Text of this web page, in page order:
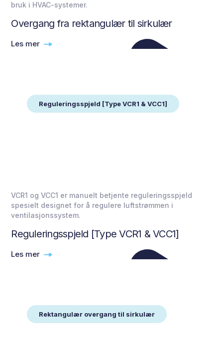
bruk i HVAC-systemer.
Overgang fra rektangulær til sirkulær
Les mer
Reguleringsspjeld [Type VCR1 & VCC1]
VCR1 og VCC1 er manuelt betjente reguleringsspjeld
spesielt designet for å regulere luftstrømmen i
ventilasjonssystem.
Reguleringsspjeld [Type VCR1 & VCC1]
Les mer
Rektangulær overgang til sirkulær